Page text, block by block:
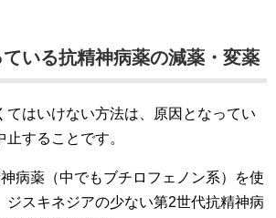
いる抗精神病薬の減薬・変薬
てはいけない方法は、原因となってい
することです。
病薬（中でもブチロフェノン系）を使
ジスキネジアの少ない第2世代抗精神病